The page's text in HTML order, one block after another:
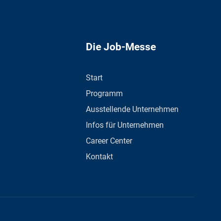
Die Job-Messe
Start
Programm
Ausstellende Unternehmen
Infos für Unternehmen
Career Center
Kontakt